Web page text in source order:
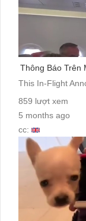
Thông Báo Trên
This In-Flight
859 lượt xem
5 months ago
cc: